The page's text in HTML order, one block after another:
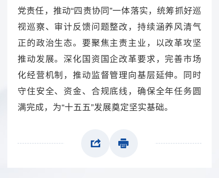
党责任，推动“四责协同”一体落实，统筹抓好巡
视巡察、审计反馈问题整改，持续涵养风清气
正的政治生态。要聚焦主责主业，以改革攻坚
推动发展。深化国资国企改革要求，完善市场
化经营机制，推动监督管理向基层延伸。同时
守住安全、资金、合规底线，确保全年任务圆
满完成，为“十五五”发展奠定坚实基础。